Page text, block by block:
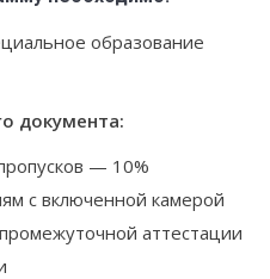
образование
документа:
— 10%
с включенной камерой
аттестации